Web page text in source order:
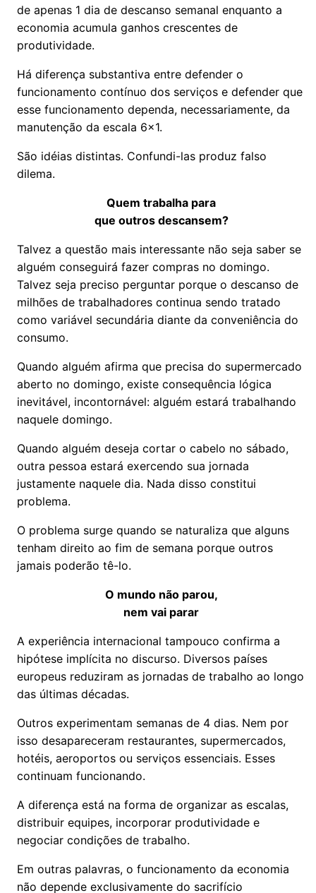
de apenas 1 dia de descanso semanal enquanto a
economia acumula ganhos crescentes de
produtividade.
Há diferença substantiva entre defender o
funcionamento contínuo dos serviços e defender que
esse funcionamento dependa, necessariamente, da
manutenção da escala 6x1.
São idéias distintas. Confundi-las produz falso
dilema.
Quem trabalha para
que outros descansem?
Talvez a questão mais interessante não seja saber se
alguém conseguirá fazer compras no domingo.
Talvez seja preciso perguntar porque o descanso de
milhões de trabalhadores continua sendo tratado
como variável secundária diante da conveniência do
consumo.
Quando alguém afirma que precisa do supermercado
aberto no domingo, existe consequência lógica
inevitável, incontornável: alguém estará trabalhando
naquele domingo.
Quando alguém deseja cortar o cabelo no sábado,
outra pessoa estará exercendo sua jornada
justamente naquele dia. Nada disso constitui
problema.
O problema surge quando se naturaliza que alguns
tenham direito ao fim de semana porque outros
jamais poderão tê-lo.
O mundo não parou,
nem vai parar
A experiência internacional tampouco confirma a
hipótese implícita no discurso. Diversos países
europeus reduziram as jornadas de trabalho ao longo
das últimas décadas.
Outros experimentam semanas de 4 dias. Nem por
isso desapareceram restaurantes, supermercados,
hotéis, aeroportos ou serviços essenciais. Esses
continuam funcionando.
A diferença está na forma de organizar as escalas,
distribuir equipes, incorporar produtividade e
negociar condições de trabalho.
Em outras palavras, o funcionamento da economia
não depende exclusivamente do sacrifício